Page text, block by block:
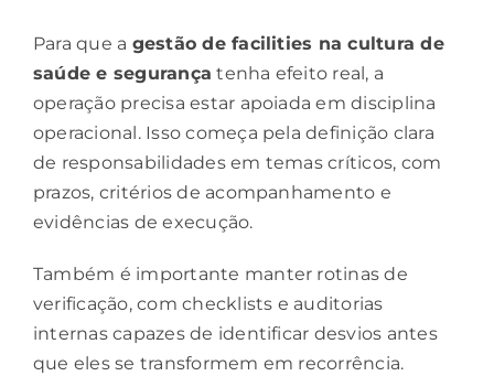
Para que a gestão de facilities na cultura de
saúde e segurança tenha efeito real, a
operação precisa estar apoiada em disciplina
operacional. Isso começa pela definição clara
de responsabilidades em temas críticos, com
prazos, critérios de acompanhamento e
evidências de execução.
Também é importante manter rotinas de
verificação, com checklists e auditorias
internas capazes de identificar desvios antes
que eles se transformem em recorrência.